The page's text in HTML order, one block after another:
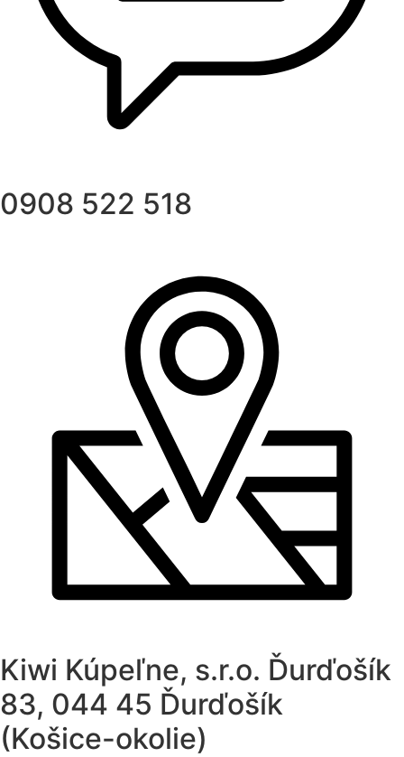
0908 522 518
Kiwi Kúpeľne, s.r.o. Ďurďošík
83, 044 45 Ďurďošík
(Košice-okolie)